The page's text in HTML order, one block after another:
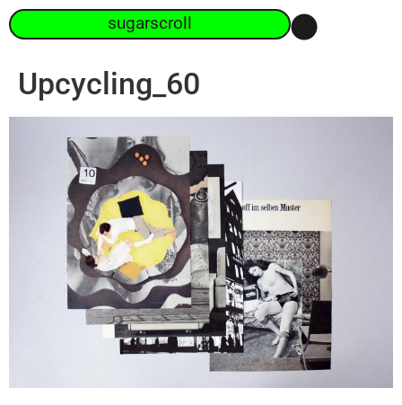
sugarscroll
Upcycling_60